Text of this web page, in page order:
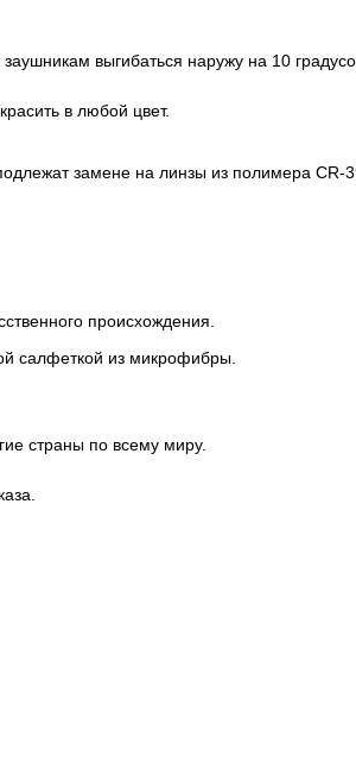
выгибаться наружу на 10
в любой цвет.
замене на линзы из полимера CR-
происхождения.
салфеткой из микрофибры.
страны по всему миру.